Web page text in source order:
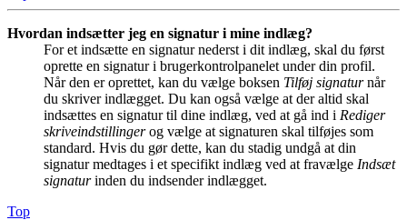
Hvordan indsætter jeg en signatur i mine indlæg?
For et indsætte en signatur nederst i dit indlæg, skal du først
oprette en signatur i brugerkontrolpanelet under din profil.
Når den er oprettet, kan du vælge boksen Tilføj signaturnår
du skriver indlægget. Du kan også vælge at der altid skal
indsættes en signatur til dine indlæg, ved at gå ind i Rediger
skriveindstillingerog vælge at signaturen skal tilføjes som
standard. Hvis du gør dette, kan du stadig undgå at din
signatur medtages i et specifikt indlæg ved at fravælge Indsæt
signaturinden du indsender indlægget.
Top